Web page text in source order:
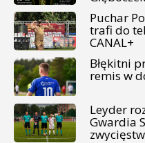
Puchar
trafi do
CANAL+
Błękitni
remis w
Leyder
Gwardia